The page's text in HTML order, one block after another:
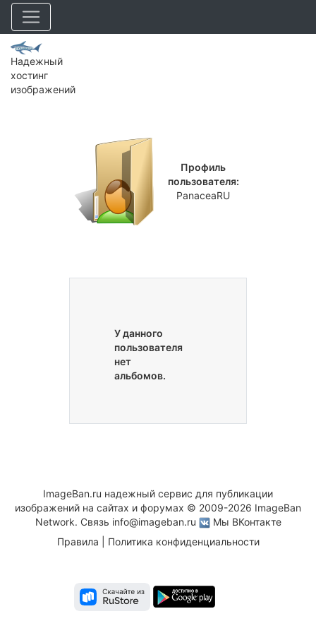
Надежный
хостинг
изображений
Профиль
пользователя:
PanaceaRU
У данного
пользователя
нет
альбомов.
ImageBan.ru надежный сервис для публикации
изображений на сайтах и форумах © 2009-2026 ImageBan
Network. Связь info@imageban.ru
Мы ВКонтакте
Правила
Политика конфиденциальности